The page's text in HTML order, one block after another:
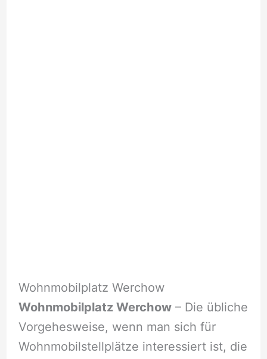
Wohnmobilplatz Werchow
Wohnmobilplatz Werchow– Die übliche
Vorgehesweise, wenn man sich für
Wohnmobilstellplätze interessiert ist, die